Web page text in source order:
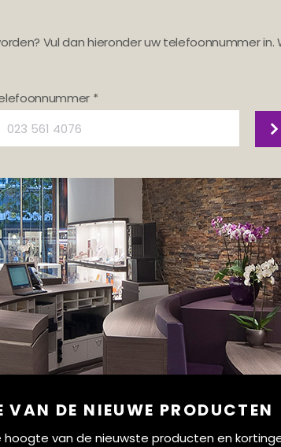
Vul dan hieronder uw telefoonnummer in.
*
DE NIEUWE PRODUCTEN
hoogte van de nieuwste producten en